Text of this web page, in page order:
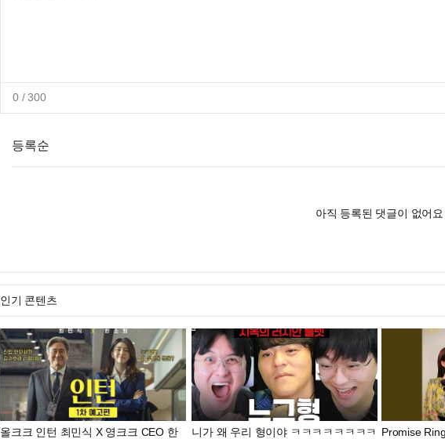
0/ 300
등록순
아직 등록된 댓글이 없어요
인기 콘텐츠
올크크 인턴 최민식 X 영크크 CEO 한 니가 왜 우리 형이야 ㅋㅋㅋㅋㅋㅋㅋㅋ Promise